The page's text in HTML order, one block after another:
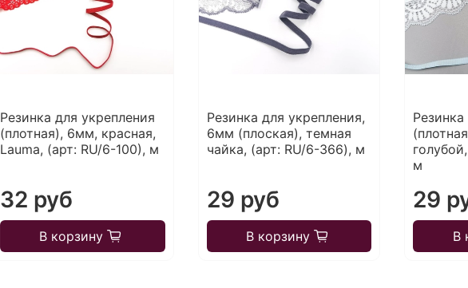
Резинка для укрепления
(плотная), 6мм, красная,
Lauma, (арт: RU/6-100), м
32 руб
В корзину
Резинка для укрепления,
6мм (плоская), темная
чайка, (арт: RU/6-366), м
29 руб
В корзину
м
29
В